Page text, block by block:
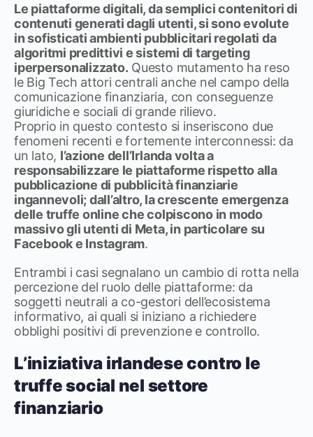
Le piattaforme digitali, da semplici contenitori di
contenuti generati dagli utenti, si sono evolute
in sofisticati ambienti pubblicitari regolati da
algoritmi predittivi e sistemi di targeting
iperpersonalizzato. Questo mutamento ha reso
le Big Tech attori centrali anche nel campo della
comunicazione finanziaria, con conseguenze
giuridiche e sociali di grande rilievo.
Proprio in questo contesto si inseriscono due
fenomeni recenti e fortemente interconnessi: da
un lato, l’azione dell’Irlanda volta a
responsabilizzare le piattaforme rispetto alla
pubblicazione di pubblicità finanziarie
ingannevoli; dall’altro, la crescente emergenza
delle truffe online che colpiscono in modo
massivo gli utenti di Meta, in particolare su
Facebook e Instagram.
Entrambi i casi segnalano un cambio di rotta nella
percezione del ruolo delle piattaforme: da
soggetti neutrali a co-gestori dell’ecosistema
informativo, ai quali si iniziano a richiedere
obblighi positivi di prevenzione e controllo.
L’iniziativa irlandese contro le
truffe social nel settore
finanziario